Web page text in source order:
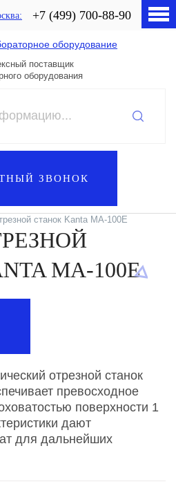
+7 (499) 700-88-90
поставщик
оборудования
ЗВОНОК
станок Kanta MA-100E
MA-100E
отрезной станок
превосходное
поверхности 1
дают
для дальнейших